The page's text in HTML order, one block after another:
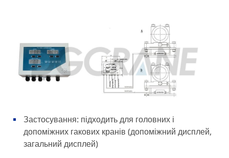
Застосування: підходить для головних і
допоміжних гакових кранів (допоміжний дисплей,
загальний дисплей)